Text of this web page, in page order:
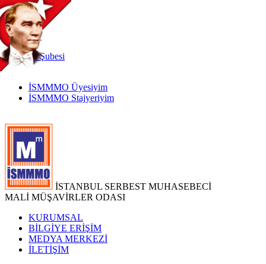
TR
|
EN
İnternetŞubesi
İSMMMO Üyesiyim
İSMMMO Stajyeriyim
İSTANBUL SERBEST MUHASEBECİ
MALİ MÜŞAVİRLER ODASI
KURUMSAL
BİLGİYE ERİŞİM
MEDYA MERKEZİ
İLETİŞİM